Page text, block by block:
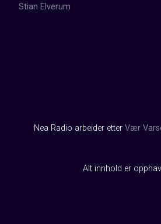
Stian Elverum
Nea Radio arbeider etter Vær
Alt innhold er